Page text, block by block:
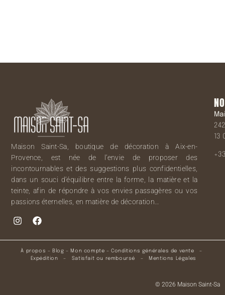
Maison Saint-Sa, boutique de décoration à Aix-en-
Provence, est née de l’envie de proposer des
incontournables et des suggestions plus confidentielles,
dans un souci d’équilibre entre la forme, la matière et la
teinte, afin de répondre à vos envies passagères ou vos
passions éternelles, en matière de décoration…
13
À propos – Blog – Mon compte –Conditions générales de vente –
Expédition – Satisfait ou remboursé – Mentions Légales
© 2026 Maison Saint-Sa